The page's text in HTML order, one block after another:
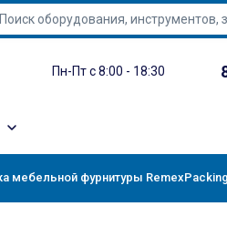
Пн-Пт с 8:00 - 18:30
мебельной фурнитуры RemexPacking